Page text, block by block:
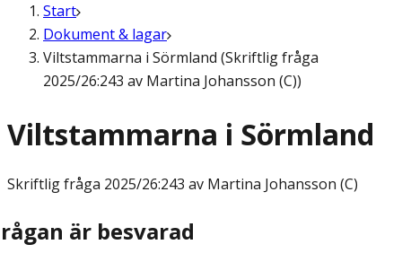
Start
Dokument & lagar
Viltstammarna i Sörmland (Skriftlig fråga
2025/26:243 av Martina Johansson (C))
Viltstammarna i Sörmland
Skriftlig fråga 2025/26:243 av Martina Johansson (C)
är besvarad